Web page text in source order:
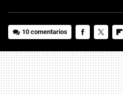
10 comentarios